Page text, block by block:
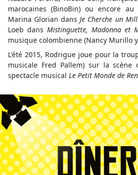
marocaines (BinoBin) ou encore
Marina Glorian dans Je Cherche un
Loeb dans Mistinguette, Madonna et
musique colombienne (Nancy Murillo y
L'été 2015, Rodrigue joue pour la
musicale Fred Pallem) sur la scène
spectacle musical Le Petit Monde de